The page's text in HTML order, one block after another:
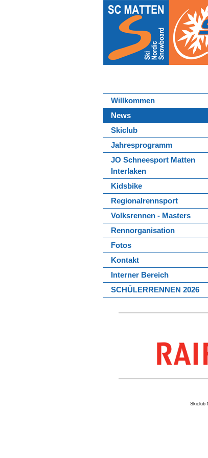
Willkommen
News
Skiclub
Jahresprogramm
JO Schneesport Matten
Interlaken
Kidsbike
Regionalrennsport
Volksrennen - Masters
Rennorganisation
Fotos
Kontakt
Interner Bereich
SCHÜLERRENNEN 2026